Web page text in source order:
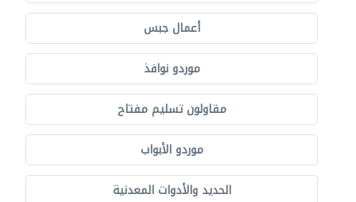
أعمال جبس
موردو نوافذ
مقاولون تسليم مفتاح
موردو الأبواب
الحديد والأدوات المعدنية